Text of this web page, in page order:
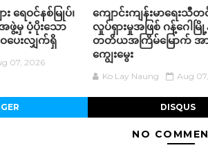
း ရေဝင်နစ်မြုပ်၊
ဖွဲ့မှ ပံ့ပိုးသော
ဝေပေးလျှက်ရှိ
07, 2026
ကျောင်းကျန်းမာရေးသီ
လှုပ်ရှားမှုအဖြစ် ဂန့်ဂေါ
တတိယအကြိမ်မြောက် အ
ကျွေးမွေး
Ko Lay Naung Aug
DISQUS
NO